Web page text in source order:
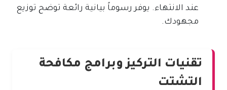
عند الانتهاء. يوفر رسوماً بيانية رائعة توضح توزيع
مجهودك.
تقنيات التركيز وبرامج مكافحة
التشتت